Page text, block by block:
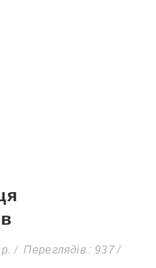
Переглядів : 937